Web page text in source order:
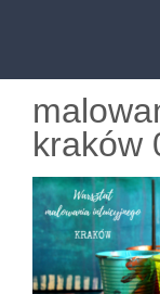
zawartości
kraków